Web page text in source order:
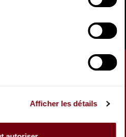
Afficher les détails
chanson et du théâtre,
nouvelle génération